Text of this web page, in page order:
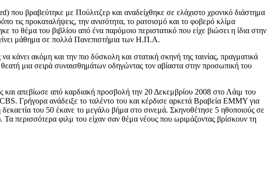
βραβεύτηκε με Πούλιτζερ και αναδείχθηκε σε ελάχιστο χρονικό διάστημα
τις προκαταλήψεις, την ανισότητα, το ρατσισμό και το φοβερό κλίμα
θέμα του βιβλίου από ένα παρόμοιο περιστατικό που είχε βιώσει η ίδια στην
μάθημα σε πολλά Πανεπιστήμια των Η.Π.Α.
κάνει ακόμη και την πιο δύσκολη και στατική σκηνή της ταινίας, πραγματικά
μια σειρά συναισθημάτων οδηγώντας τον αβίαστα στην προσωπική του
απεβίωσε από καρδιακή προσβολή την 20 Δεκεμβρίου 2008 στο Λάιμ του
Γρήγορα ανάδειξε το ταλέντο του και κέρδισε αρκετά Βραβεία ΕΜΜΥ για
του 50 έκανε το μεγάλο βήμα στο σινεμά. Σκηνοθέτησε 5 ηθοποιούς σε
περισσότερα φιλμ του είχαν σαν θέμα νέους που ωριμάζοντας βρίσκουν τη